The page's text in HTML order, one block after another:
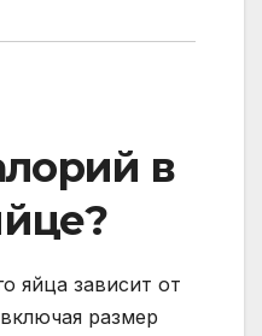
в
яйца зависит от
размер